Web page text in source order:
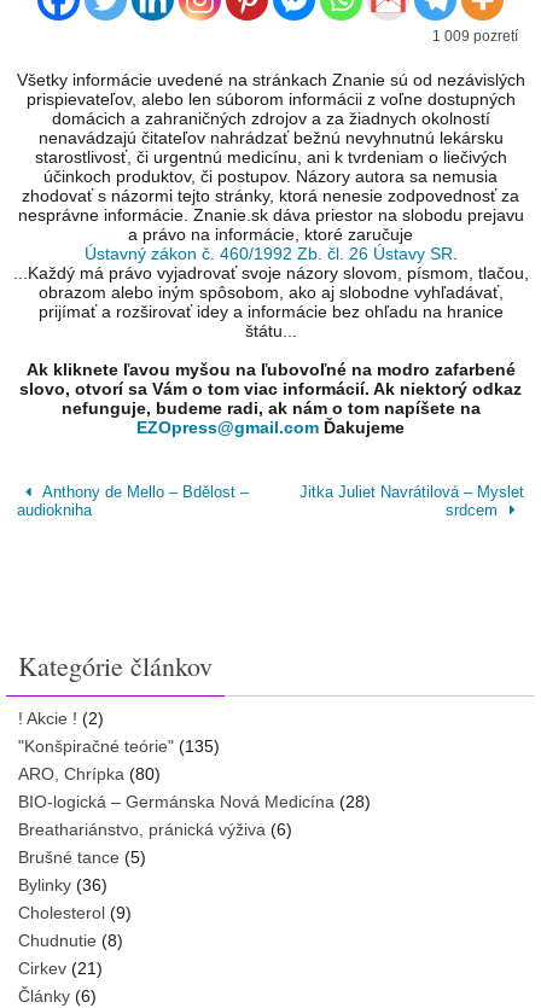
1 009 pozretí
Všetky informácie uvedené na stránkach Znanie sú od nezávislých
prispievateľov, alebo len súborom informácii z voľne dostupných
domácich a zahraničných zdrojov a za žiadnych okolností
nenavádzajú čitateľov nahrádzať bežnú nevyhnutnú lekársku
starostlivosť, či urgentnú medicínu, ani k tvrdeniam o liečivých
účinkoch produktov, či postupov. Názory autora sa nemusia
zhodovať s názormi tejto stránky, ktorá nenesie zodpovednosť za
nesprávne informácie. Znanie.sk dáva priestor na slobodu prejavu
a právo na informácie, ktoré zaručuje
Ústavný zákon č. 460/1992 Zb. čl. 26 Ústavy SR
...Každý má právo vyjadrovať svoje názory slovom, písmom, tlačou,
obrazom alebo iným spôsobom, ako aj slobodne vyhľadávať,
prijímať a rozširovať idey a informácie bez ohľadu na hranice
štátu...
Ak kliknete ľavou myšou na ľubovoľné na modro zafarbené
slovo, otvorí sa Vám o tom viac informácií. Ak niektorý odkaz
nefunguje, budeme radi, ak nám o tom napíšete na
EZOpress@gmail.com Ďakujeme
Anthony de Mello – Bdělost –
audiokniha
Jitka Juliet Navrátilová – Myslet
srdcem
Kategórie článkov
! Akcie ! (2)
"Konšpiračné teórie" (135)
ARO, Chrípka (80)
BIO-logická – Germánska Nová Medicína (28)
Breathariánstvo, pránická výživa (6)
Brušné tance (5)
Bylinky (36)
Cholesterol (9)
Chudnutie (8)
Cirkev (21)
Články (6)